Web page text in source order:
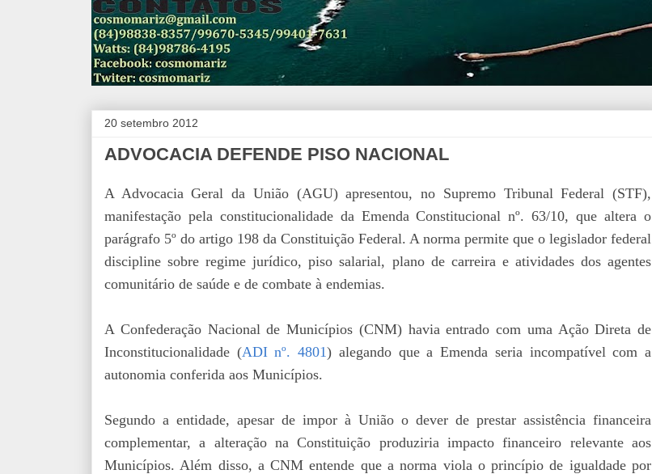
20 setembro 2012
ADVOCACIA DEFENDE PISO NACIONAL
A Advocacia Geral da União (AGU) apresentou, no Supremo Tribunal Federal (STF),
manifestação pela constitucionalidade da Emenda Constitucional nº. 63/10, que altera o
parágrafo 5º do artigo 198 da Constituição Federal. A norma permite que o legislador federal
discipline sobre regime jurídico, piso salarial, plano de carreira e atividades dos agentes
comunitário de saúde e de combate à endemias.
A Confederação Nacional de Municípios (CNM) havia entrado com uma Ação Direta de
Inconstitucionalidade (ADI nº. 4801) alegando que a Emenda seria incompatível com a
autonomia conferida aos Municípios.
Segundo a entidade, apesar de impor à União o dever de prestar assistência financeira
complementar, a alteração na Constituição produziria impacto financeiro relevante aos
Municípios. Além disso, a CNM entende que a norma viola o princípio de igualdade por